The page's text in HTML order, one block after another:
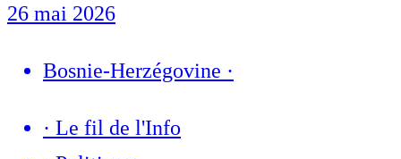
26 mai 2026
Bosnie-Herzégovine ·
· Le fil de l'Info